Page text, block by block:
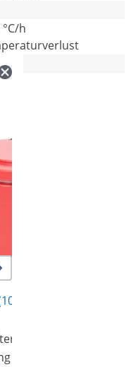
°C/h
- 15 L - Ablasshahn